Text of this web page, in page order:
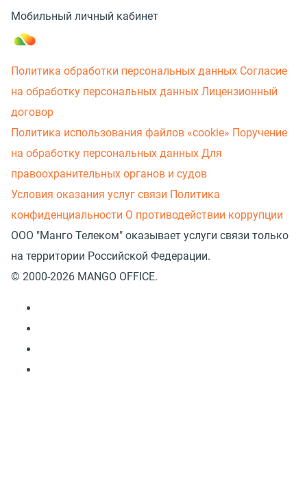
Мобильный личный кабинет
Политика обработки персональных данных Согласие
на обработку персональных данных Лицензионный
договор
Политика использования файлов «cookie» Поручение
на обработку персональных данных Для
правоохранительных органов и судов
Условия оказания услуг связи Политика
конфиденциальности О противодействии коррупции
ООО "Манго Телеком" оказывает услуги связи только
на территории Российской Федерации.
© 2000-2026 MANGO OFFICE.